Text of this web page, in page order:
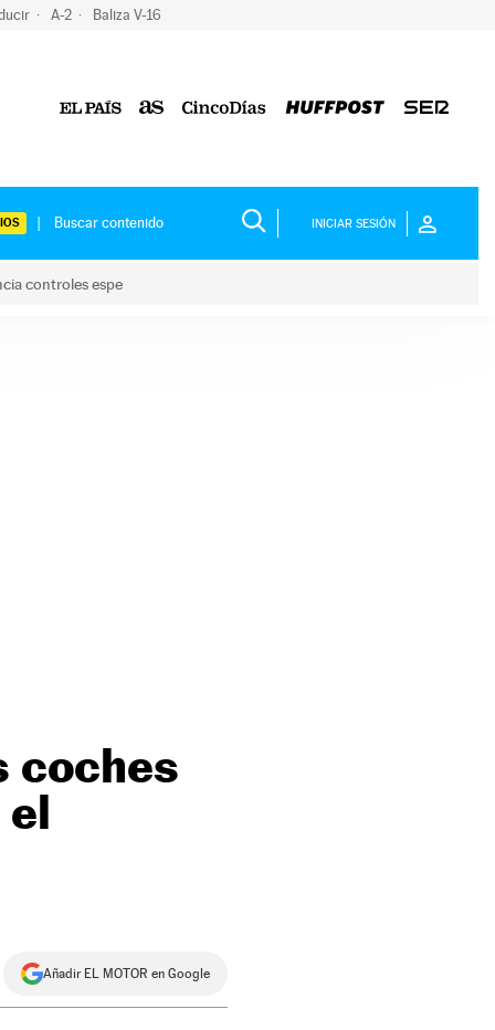
A-2 Baliza V-16
INICIAR SESIÓN
controles espe
coches
el
Añadir EL MOTOR en Google